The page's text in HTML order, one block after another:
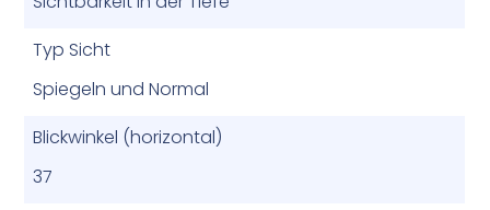
Typ Sicht
Spiegeln und Normal
Blickwinkel (horizontal)
37